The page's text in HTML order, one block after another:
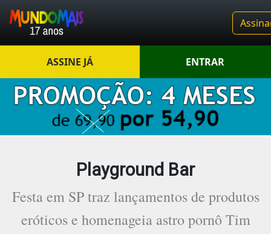
ASSINE JÁ ENTRAR
Playground Bar
Festa em SP traz lançamentos de produtos
eróticos e homenageia astro pornô Tim